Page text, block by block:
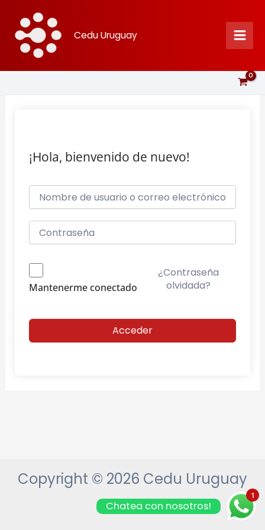
contenido
Cedu Uruguay
¡Hola, bienvenido de nuevo!
Mantenerme conectado
¿Contraseña
olvidada?
Acceder
Copyright © 2026 Cedu Uruguay
1
Chatea con nosotros!